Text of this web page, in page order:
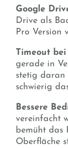
Google
Drive als
Pro Version
Timeout
gerade in
stetig daran
schwierig
Bessere
vereinfacht
bemüht das
Oberfläche